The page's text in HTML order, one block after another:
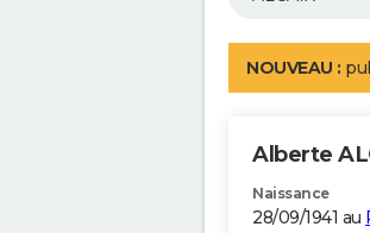
NOUVEAU :
Alberte
Naissance
28/09/1941 au